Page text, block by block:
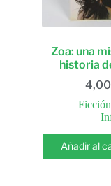
Zoa: una
historia
4,00
Añadir al